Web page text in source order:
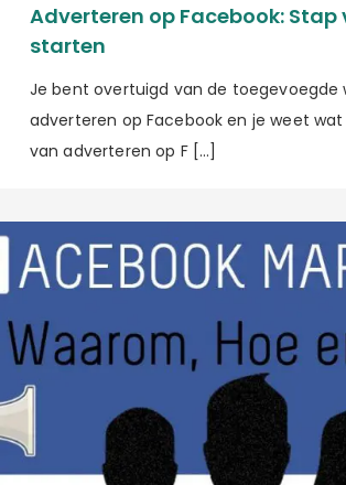
Adverteren op Facebook:
starten
Je bent overtuigd van de toegevoegde
adverteren op Facebook en je weet
van adverteren op F […]